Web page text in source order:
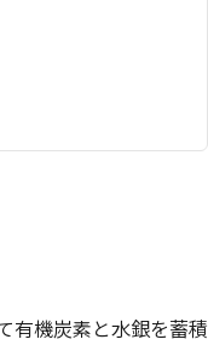
有機炭素と水銀を蓄積